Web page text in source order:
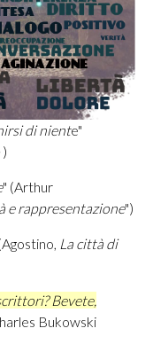
di niente"
)
" (Arthur
e rappresentazione")
La città di
Bevete,
Bukowski